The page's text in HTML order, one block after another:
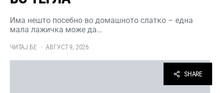
Има нешто посебно во домашното слатко – една
мала лажичка може да…
ЧИТАЈ БЕ АВГУСТ 9, 2026
SHARE